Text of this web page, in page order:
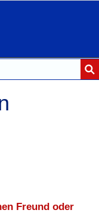
Freund oder